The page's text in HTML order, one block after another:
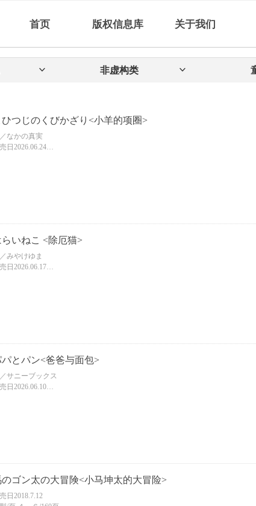
首页 版权信息库 关于我们
ひつじのくびかざり<小羊的项圈>
なかの真実
日2026.06.24
らいねこ <除厄猫>
みやけゆま
日2026.06.17
パとパン<爸爸与面包>
サニーブックス
日2026.06.10
のゴン太の大冒険<小马坤太的大冒险>
日2018.7.12
ꀁ ꀁ
非虚构类